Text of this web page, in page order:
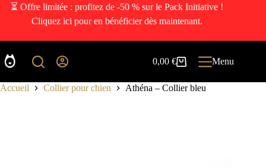
⏳ Offre limitée : profitez de -50 % sur le Pack Initiative !
Cliquez ici pour en bénéficier dès maintenant.
0,00€ Menu
Accueil Collier pour chien Athéna – Collier bleu